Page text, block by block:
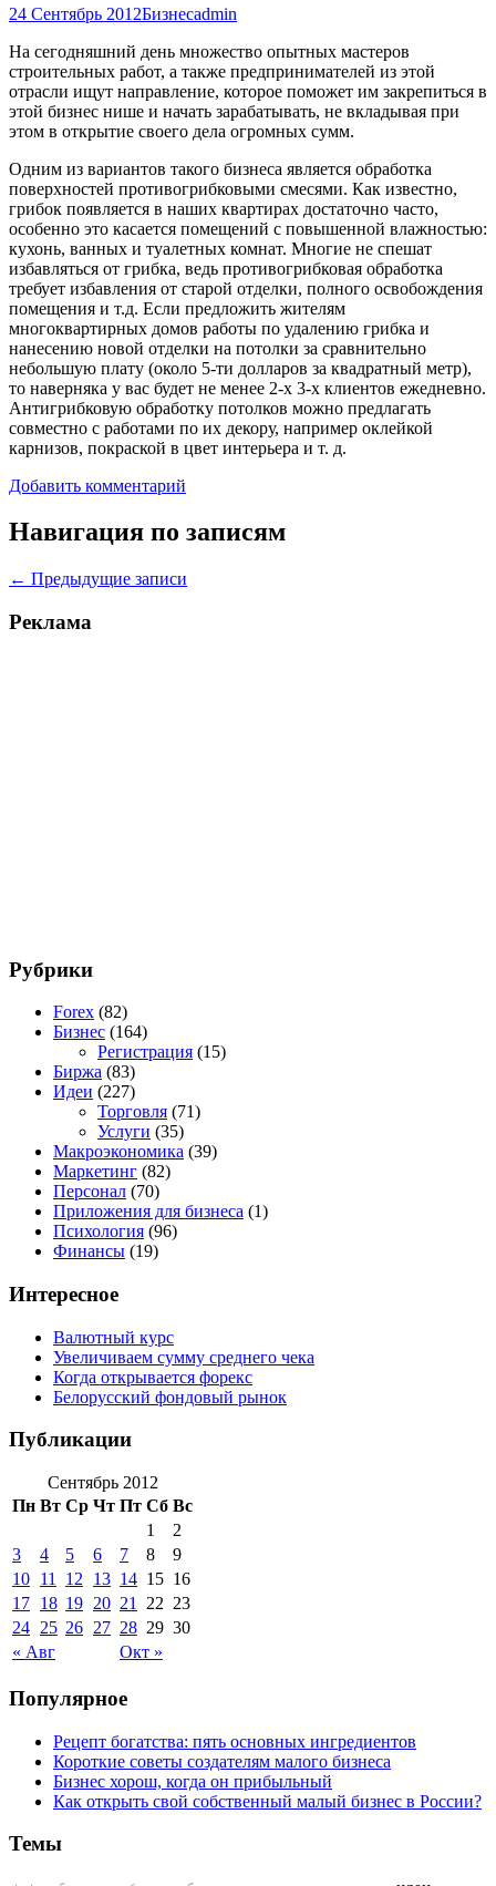
24 Сентябрь 2012Бизнесadmin
На сегодняшний день множество опытных мастеров
строительных работ, а также предпринимателей из этой
отрасли ищут направление, которое поможет им закрепиться в
этой бизнес нише и начать зарабатывать, не вкладывая при
этом в открытие своего дела огромных сумм.
Одним из вариантов такого бизнеса является обработка
поверхностей противогрибковыми смесями. Как известно,
грибок появляется в наших квартирах достаточно часто,
особенно это касается помещений с повышенной влажностью:
кухонь, ванных и туалетных комнат. Многие не спешат
избавляться от грибка, ведь противогрибковая обработка
требует избавления от старой отделки, полного освобождения
помещения и т.д. Если предложить жителям
многоквартирных домов работы по удалению грибка и
нанесению новой отделки на потолки за сравнительно
небольшую плату (около 5-ти долларов за квадратный метр),
то наверняка у вас будет не менее 2-х 3-х клиентов ежедневно.
Антигрибковую обработку потолков можно предлагать
совместно с работами по их декору, например оклейкой
карнизов, покраской в цвет интерьера и т. д.
Добавить комментарий
Навигация по записям
← Предыдущие записи
Реклама
Рубрики
Forex (82)
Бизнес (164)
Регистрация (15)
Биржа (83)
Идеи (227)
Торговля (71)
Услуги (35)
Макроэкономика (39)
Маркетинг (82)
Персонал (70)
Приложения для бизнеса (1)
Психология (96)
Финансы (19)
Интересное
Валютный курс
Увеличиваем сумму среднего чека
Когда открывается форекс
Белорусский фондовый рынок
Публикации
Сентябрь 2012
Пн Вт Ср Чт Пт Сб Вс
« Авг Окт »
1
2
3
4 5 6 7 8
9
10 11 12 13 14 15 16
17 18 19 20 21 22 23
24 25 26 27 28 29 30
Популярное
Рецепт богатства: пять основных ингредиентов
Короткие советы создателям малого бизнеса
Бизнес хорош, когда он прибыльный
Как открыть свой собственный малый бизнес в России?
Темы